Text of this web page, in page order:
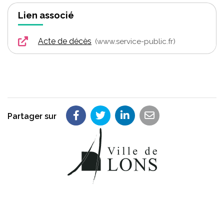
Lien associé
Acte de décès www.service-public.fr
Partager sur Partager sur Facebook
Partager sur Twitter
Partager sur LinkedIn
Partager par